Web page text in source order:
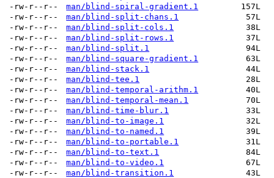
-rw-r--r--
man/blind-spiral-gradient.1
157L
-rw-r--r--
man/blind-split-chans.1
57L
-rw-r--r--
man/blind-split-cols.1
38L
-rw-r--r--
man/blind-split-rows.1
37L
-rw-r--r--
man/blind-split.1
94L
-rw-r--r--
man/blind-square-gradient.1
63L
-rw-r--r--
man/blind-stack.1
44L
-rw-r--r--
man/blind-tee.1
28L
-rw-r--r--
man/blind-temporal-arithm.1
40L
-rw-r--r--
man/blind-temporal-mean.1
70L
-rw-r--r--
man/blind-time-blur.1
33L
-rw-r--r--
man/blind-to-image.1
32L
-rw-r--r--
man/blind-to-named.1
39L
-rw-r--r--
man/blind-to-portable.1
31L
-rw-r--r--
man/blind-to-text.1
84L
-rw-r--r--
man/blind-to-video.1
67L
-rw-r--r--
man/blind-transition.1
43L